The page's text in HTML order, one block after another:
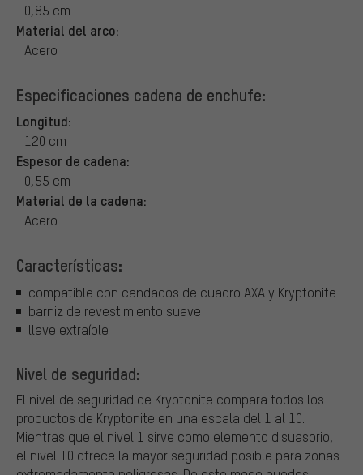
0,85 cm
Material del arco:
Acero
Especificaciones cadena de enchufe:
Longitud:
120 cm
Espesor de cadena:
0,55 cm
Material de la cadena:
Acero
Características:
compatible con candados de cuadro AXA y Kryptonite
barniz de revestimiento suave
llave extraíble
Nivel de seguridad:
El nivel de seguridad de Kryptonite compara todos los
productos de Kryptonite en una escala del 1 al 10.
Mientras que el nivel 1 sirve como elemento disuasorio,
el nivel 10 ofrece la mayor seguridad posible para zonas